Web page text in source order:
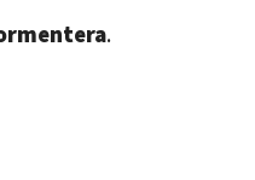
.